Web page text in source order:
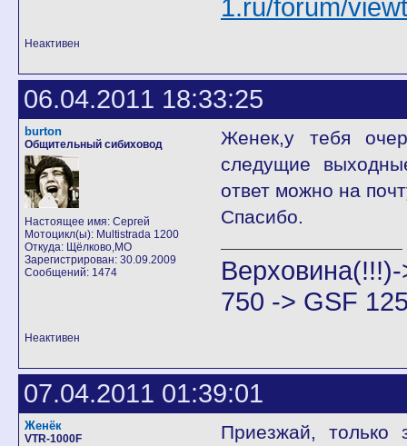
1.ru/forum/
Неактивен
06.04.2011 18:33:25
burton
Общительный сибиховод
Настоящее имя: Сергей
Мотоцикл(ы): Multistrada 1200
Откуда: Щёлково,МО
Зарегистрирован: 30.09.2009
Сообщений: 1474
Женек,у тебя
следущие
ответ можно на
Спасибо.
750 -> GSF
Неактивен
07.04.2011 01:39:01
Женёк
VTR-1000F
Приезжай, только